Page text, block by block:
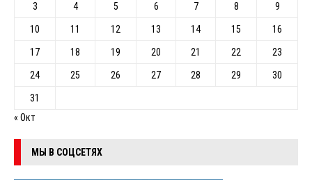
3 4 5 6 7 8 9
10 11 12 13 14 15 16
17 18 19 20 21 22 23
24 25 26 27 28 29 30
31
« Окт
МЫ В СОЦСЕТЯХ